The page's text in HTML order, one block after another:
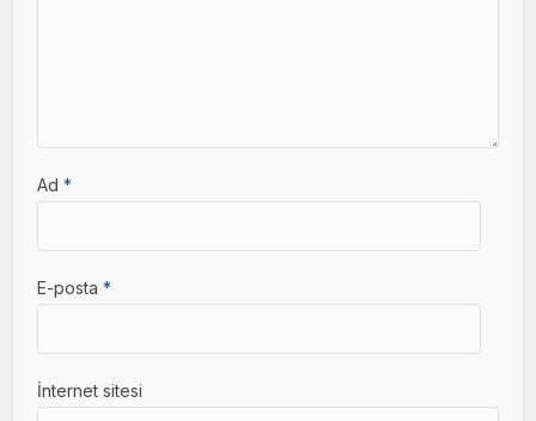
Ad*
E-posta*
İnternet sitesi